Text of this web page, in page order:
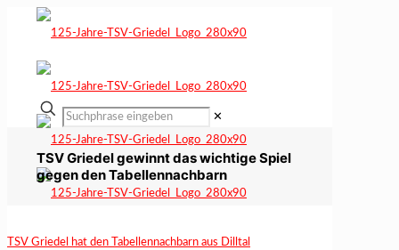
✕
TSV Griedel gewinnt das wichtige Spiel
gegen den Tabellennachbarn
TSV Griedel hat den Tabellennachbarn aus Dilltal